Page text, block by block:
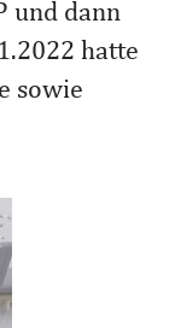
und dann
hatte
sowie